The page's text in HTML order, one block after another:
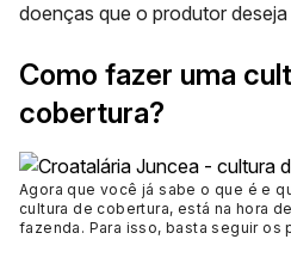
doenças que o produtor
Como fazer uma
cobertura?
Agora que você já sabe o que é e
cultura de cobertura, está na hora
fazenda. Para isso, basta seguir os